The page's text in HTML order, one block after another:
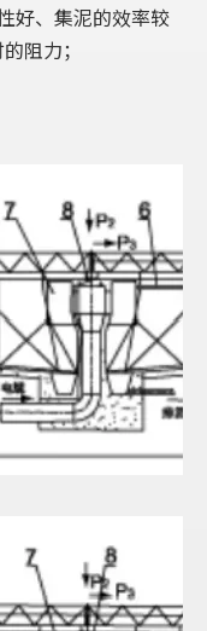
好、集泥的效率较
阻力；